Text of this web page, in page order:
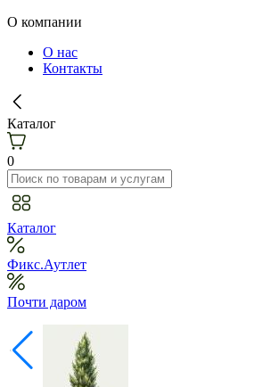
О компании
О нас
Контакты
Каталог
0
Каталог
Фикс.Аутлет
Почти даром